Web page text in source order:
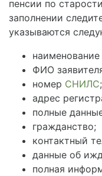
пенсии по
заполнении
указываются
ФИО
номер СНИЛС;
адрес
полные
гражданство;
контактный
данные об
полная